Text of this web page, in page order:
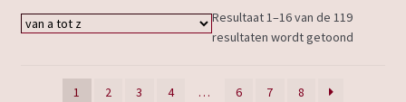
Resultaat 1–16 van de 119
resultaten wordt getoond
1 2 3 4 … 6 7 8